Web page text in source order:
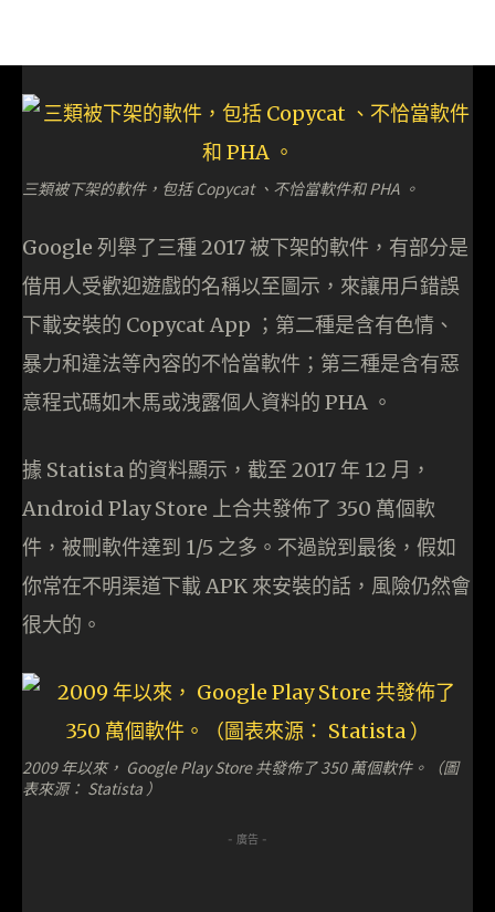
三類被下架的軟件，包括 Copycat 、不恰當軟件和 PHA 。
Google 列舉了三種 2017 被下架的軟件，有部分是
借用人受歡迎遊戲的名稱以至圖示，來讓用戶錯誤
下載安裝的 Copycat App ；第二種是含有色情、
暴力和違法等內容的不恰當軟件；第三種是含有惡
意程式碼如木馬或洩露個人資料的 PHA 。
據 Statista 的資料顯示，截至 2017 年 12 月，
Android Play Store 上合共發佈了 350 萬個軟
件，被刪軟件達到 1/5 之多。不過說到最後，假如
你常在不明渠道下載 APK 來安裝的話，風險仍然會
很大的。
2009 年以來， Google Play Store 共發佈了 350 萬個軟件。（圖
表來源： Statista ）
- 廣告 -